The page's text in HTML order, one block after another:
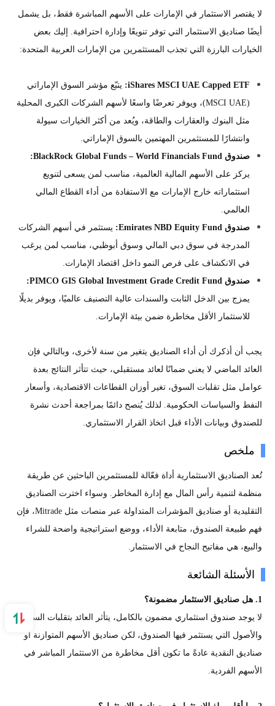
لا يقتصر الاستثمار في الإمارات على الأسهم المباشرة فقط، بل يشمل
أيضًا صناديق الاستثمار التي توفر تنويعًا وإدارة احترافية. إليك بعض
الخيارات البارزة التي تجذب المستثمرين من الإمارات العربية المتحدة:
iShares MSCI UAE Capped ETF:
يتبّع مؤشر السوق الإماراتي
(MSCI UAE)، ويوفر تعرضًا واسعًا لأسهم الشركات الكبرى المحلية
مثل البنوك والعقارات والطاقة، ويُعد من أكثر الخيارات سيولة
وانتشارًا للمستثمرين المهتمين بالسوق الإماراتي.
صندوق BlackRock Global Funds – World Financials Fund:
يركز على الأسهم المالية العالمية، مناسب لمن يسعى لتنويع
استثماراته خارج الإمارات مع الاستفادة من أداء القطاع المالي
العالمي.
صندوق Emirates NBD Equity Fund:
يستثمر في أسهم الشركات
المدرجة في سوق دبي المالي وسوق أبوظبي، مناسب لمن يرغب
في الانكشاف على فرص النمو داخل اقتصاد الإمارات.
صندوق PIMCO GIS Global Investment Grade Credit Fund:
يمزج بين الدخل الثابت والسندات عالية التصنيف عالميًا، ويوفر بديلًا
للاستثمار الأقل مخاطرة ضمن بيئة الإمارات.
يجب أن أذكرك أن أداء الصناديق يتغير من سنة لأخرى، وبالتالي فإن
العائد الماضي لا يعني ضمانًا لعائد مستقبلي، حيث تتأثر النتائج بعدة
عوامل مثل تقلبات السوق، تغير أوزان القطاعات الاقتصادية، وأسعار
النفط والسياسات الحكومية. لذلك يُنصح دائمًا بمراجعة أحدث نشرة
للصندوق وبيانات الأداء قبل اتخاذ القرار الاستثماري.
ملخص
تُعد الصناديق الاستثمارية أداة فعّالة للمستثمرين الباحثين عن طريقة
منظمة لتنمية رأس المال مع إدارة المخاطر. وسواء اخترت الصناديق
التقليدية أو صناديق المؤشرات المتداولة عبر منصات مثل Mitrade، فإن
فهم طبيعة الصندوق، متابعة الأداء، ووضع استراتيجية واضحة للشراء
والبيع، هي مفاتيح النجاح في الاستثمار.
الأسئلة الشائعة
1. هل صناديق الاستثمار مضمونة؟
لا يوجد صندوق استثماري مضمون بالكامل، يتأثر العائد بتقلبات السوق
والأصول التي يستثمر فيها الصندوق، لكن صناديق الأسهم المتوازنة أو
صناديق النقدية عادةً ما تكون أقل مخاطرة من الاستثمار المباشر في
الأسهم الفردية.